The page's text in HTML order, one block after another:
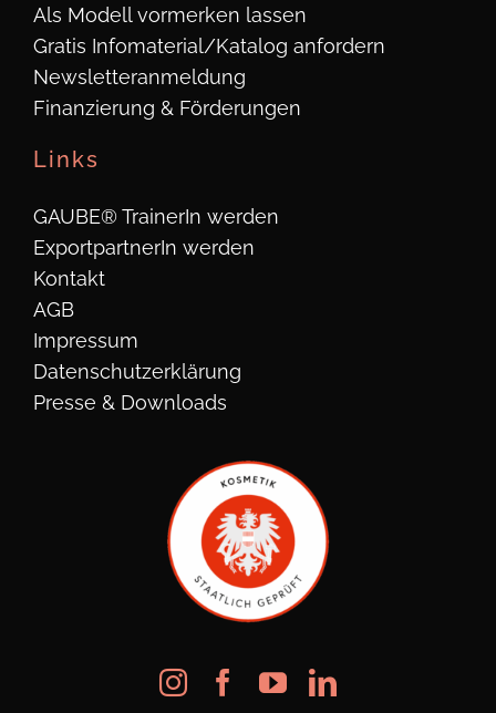
Als Modell vormerken lassen
Gratis Infomaterial/Katalog anfordern
Newsletteranmeldung
Finanzierung & Förderungen
Links
GAUBE® TrainerIn werden
ExportpartnerIn werden
Kontakt
AGB
Impressum
Datenschutzerklärung
Presse & Downloads